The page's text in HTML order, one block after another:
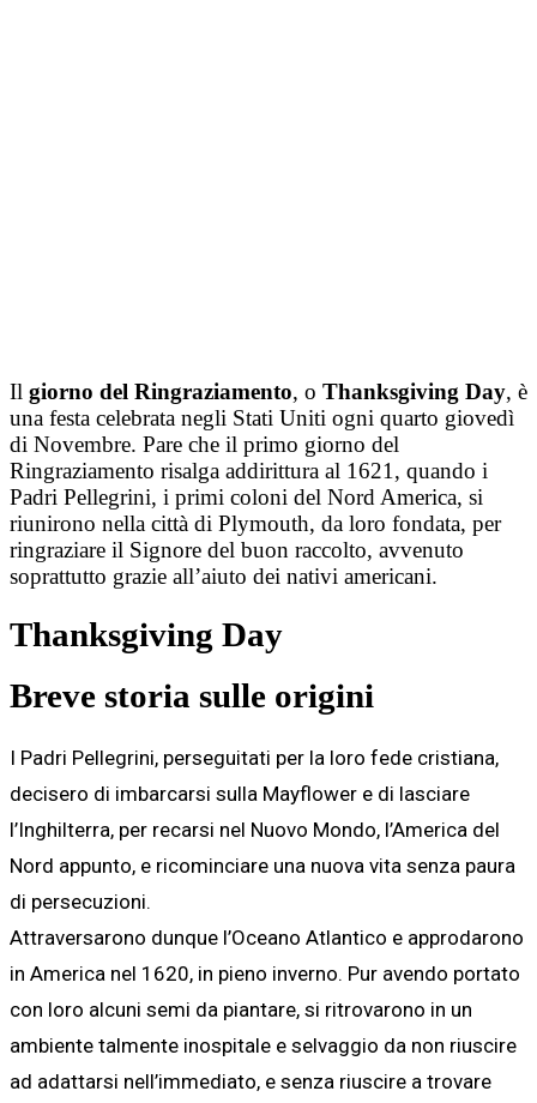
Il giorno del Ringraziamento, o Thanksgiving Day, è
una festa celebrata negli Stati Uniti ogni quarto giovedì
di Novembre. Pare che il primo giorno del
Ringraziamento risalga addirittura al 1621, quando i
Padri Pellegrini, i primi coloni del Nord America, si
riunirono nella città di Plymouth, da loro fondata, per
ringraziare il Signore del buon raccolto, avvenuto
soprattutto grazie all’aiuto dei nativi americani.
Thanksgiving Day
Breve storia sulle origini
I Padri Pellegrini, perseguitati per la loro fede cristiana,
decisero di imbarcarsi sulla Mayflower e di lasciare
l’Inghilterra, per recarsi nel Nuovo Mondo, l’America del
Nord appunto, e ricominciare una nuova vita senza paura
di persecuzioni.
Attraversarono dunque l’Oceano Atlantico e approdarono
in America nel 1620, in pieno inverno. Pur avendo portato
con loro alcuni semi da piantare, si ritrovarono in un
ambiente talmente inospitale e selvaggio da non riuscire
ad adattarsi nell’immediato, e senza riuscire a trovare